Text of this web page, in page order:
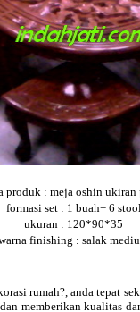
produk : meja oshin ukiran
formasi set : 1 buah+ 6
ukuran : 120*90*35
finishing : salak
rumah?, anda tepat
memberikan kualitas